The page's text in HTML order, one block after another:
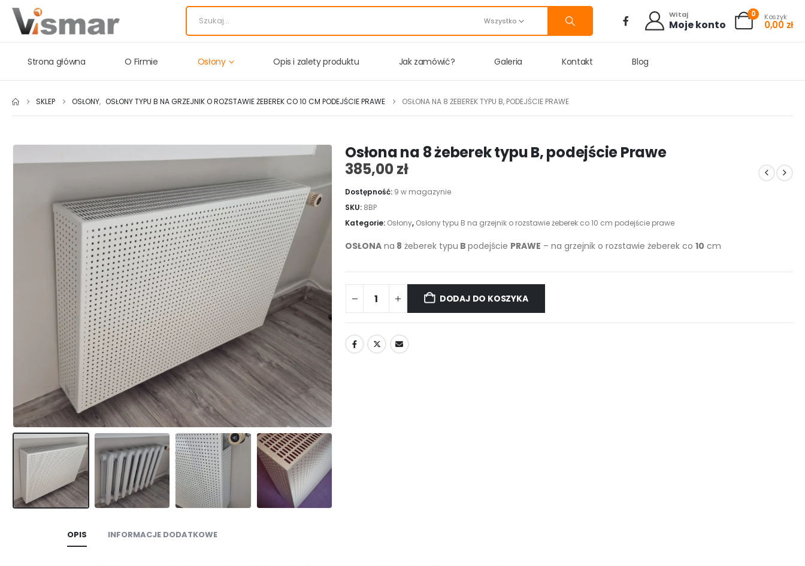
Wszystko
Witaj
Moje konto
0 Koszyk
0,00 zł
Strona główna O Firmie Osłony Opis i zalety produktu Jak zamówić? Galeria Kontakt Blog
SKLEP OSŁONY, OSŁONY TYPU B NA GRZEJNIK O ROZSTAWIE ŻEBEREK CO 10 CM PODEJŚCIE PRAWE OSŁONA NA 8 ŻEBEREK TYPU B, PODEJŚCIE PRAWE
Osłona na 8 żeberek typu B, podejście Prawe
385,00zł
Dostępność: 9 w magazynie
SKU: 8BP
Kategorie: Osłony, Osłony typu B na grzejnik o rozstawie żeberek co 10 cm podejście prawe
OSŁONA na 8 żeberek typu Bpodejście PRAWE – na grzejnik o rozstawie żeberek co10 cm
DODAJ DO KOSZYKA
OPIS INFORMACJE DODATKOWE